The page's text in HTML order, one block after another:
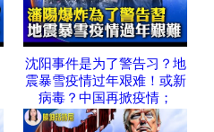
沈阳事件是为了警告习？地
震暴雪疫情过年艰难！或新
病毒？中国再掀疫情；